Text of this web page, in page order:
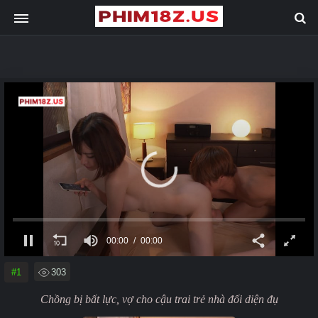
00:00 00:00
#1 303
Chồng bị bất lực, vợ cho cậu trai trẻ nhà đối diện đụ